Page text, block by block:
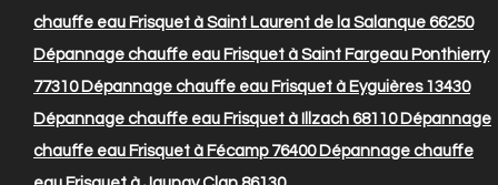
chauffe eau Frisquet à Saint Laurent de la Salanque 66250
Dépannage chauffe eau Frisquet à Saint Fargeau Ponthierry
77310Dépannage chauffe eau Frisquet à Eyguières 13430
Dépannage chauffe eau Frisquet à Illzach 68110Dépannage
chauffe eau Frisquet à Fécamp 76400Dépannage chauffe